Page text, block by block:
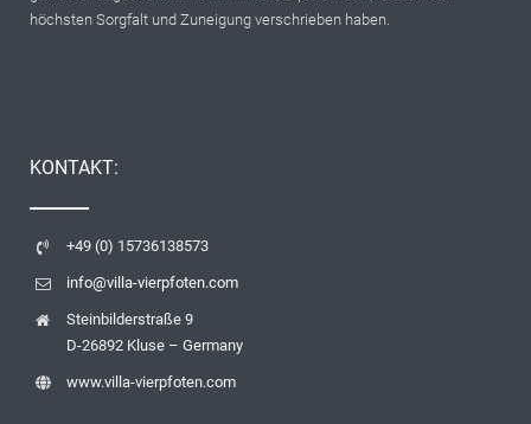
höchsten Sorgfalt und Zuneigung verschrieben haben.
KONTAKT:
+49 (0) 15736138573
info@villa-vierpfoten.com
Steinbilderstraße 9
D-26892 Kluse – Germany
www.villa-vierpfoten.com